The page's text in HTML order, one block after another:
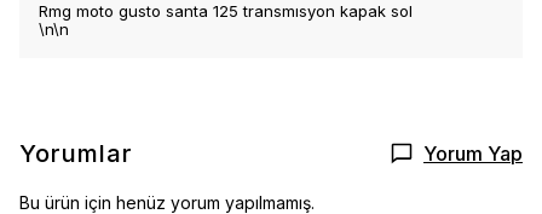
Rmg moto gusto santa 125 transmısyon kapak sol
\n\n
Yorumlar Yorum Yap
Bu ürün için henüz yorum yapılmamış.